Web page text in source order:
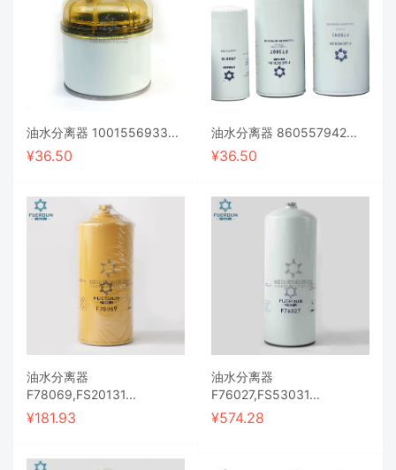
油水分离器 1001556933...
¥36.50
油水分离器 860557942...
¥36.50
油水分离器
F78069,FS20131...
¥181.93
油水分离器
F76027,FS53031...
¥574.28